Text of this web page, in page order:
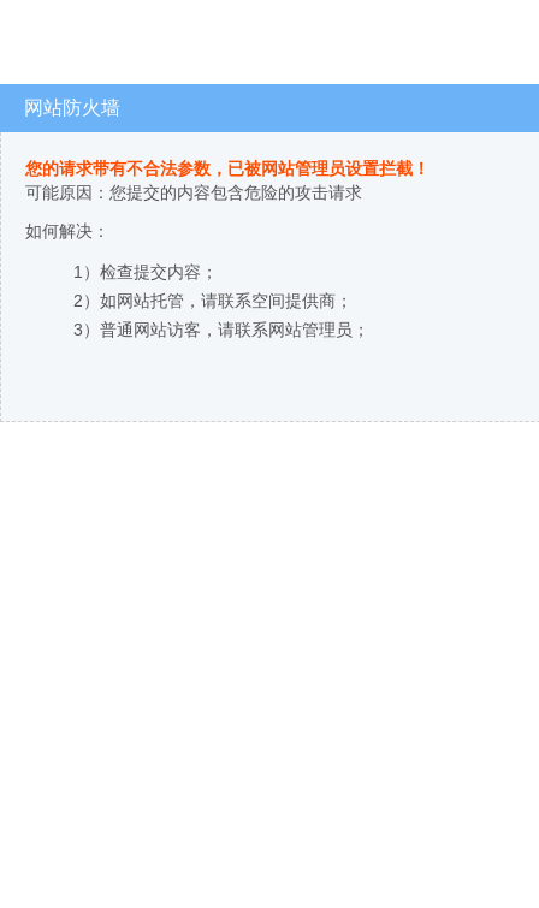
网站防火墙
您的请求带有不合法参数，已被网站管理员设置拦截！
可能原因：您提交的内容包含危险的攻击请求
如何解决：
1）检查提交内容；
2）如网站托管，请联系空间提供商；
3）普通网站访客，请联系网站管理员；